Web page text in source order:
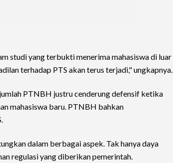
studi yang terbukti menerima mahasiswa di luar
terhadap PTS akan terus terjadi," ungkapnya.
PTNBH justru cenderung defensif ketika
mahasiswa baru. PTNBH bahkan
dalam berbagai aspek. Tak hanya daya
regulasi yang diberikan pemerintah.